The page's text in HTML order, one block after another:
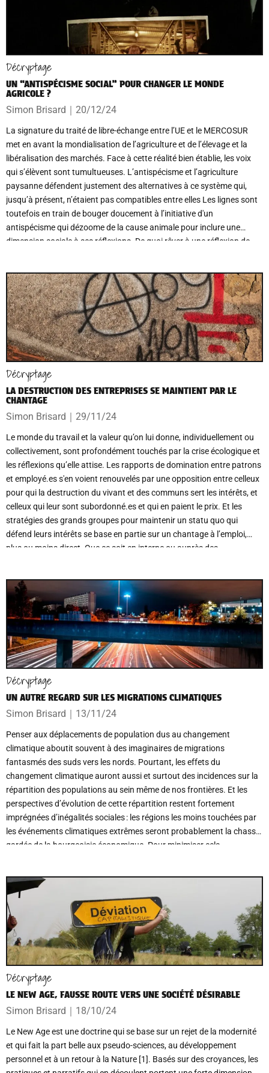
Décryptage
UN “ANTISPÉCISME SOCIAL” POUR CHANGER LE MONDE
AGRICOLE ?
Simon Brisard ｜ 20/12/24
La signature du traité de libre-échange entre l’UE et le MERCOSUR
met en avant la mondialisation de l’agriculture et de l’élevage et la
libéralisation des marchés. Face à cette réalité bien établie, les voix
qui s’élèvent sont tumultueuses. L’antispécisme et l’agriculture
paysanne défendent justement des alternatives à ce système qui,
jusqu’à présent, n’étaient pas compatibles entre elles Les lignes sont
toutefois en train de bouger doucement à l’initiative d'un
antispécisme qui dézoome de la cause animale pour inclure une
dimension sociale à ses réflexions. De quoi rêver à une réflexion de
Décryptage
LA DESTRUCTION DES ENTREPRISES SE MAINTIENT PAR LE
CHANTAGE
Simon Brisard ｜ 29/11/24
Le monde du travail et la valeur qu’on lui donne, individuellement ou
collectivement, sont profondément touchés par la crise écologique et
les réflexions qu’elle attise. Les rapports de domination entre patrons
et employé.es s'en voient renouvelés par une opposition entre celleux
pour qui la destruction du vivant et des communs sert les intérêts, et
celleux qui leur sont subordonné.es et qui en paient le prix. Et les
stratégies des grands groupes pour maintenir un statu quo qui
défend leurs intérêts se base en partie sur un chantage à l’emploi,
plus ou moins direct. Que ce soit en interne ou auprès des
dans une société écologique.
Décryptage
UN AUTRE REGARD SUR LES MIGRATIONS CLIMATIQUES
Simon Brisard ｜ 13/11/24
Penser aux déplacements de population dus au changement
climatique aboutit souvent à des imaginaires de migrations
fantasmés des suds vers les nords. Pourtant, les effets du
changement climatique auront aussi et surtout des incidences sur la
répartition des populations au sein même de nos frontières. Et les
perspectives d’évolution de cette répartition restent fortement
imprégnées d’inégalités sociales : les régions les moins touchées par
les événements climatiques extrêmes seront probablement la chasse
gardée de la bourgeoisie économique. Pour minimiser cela,
Décryptage
LE NEW AGE, FAUSSE ROUTE VERS UNE SOCIÉTÉ DÉSIRABLE
Simon Brisard ｜ 18/10/24
Le New Age est une doctrine qui se base sur un rejet de la modernité
et qui fait la part belle aux pseudo-sciences, au développement
personnel et à un retour à la Nature [1]. Basés sur des croyances, les